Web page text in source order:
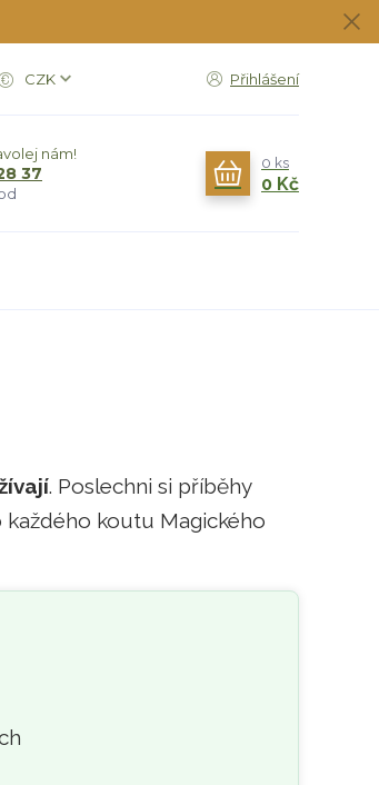
CZK Přihlášení
nám!
37
0 ks
0 Kč
. Poslechni si příběhy
koutu Magického